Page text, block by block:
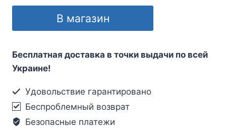
В магазин
Бесплатная доставка в точки выдачи по всей
Украине!
Удовольствие гарантировано
Беспроблемный возврат
Безопасные платежи